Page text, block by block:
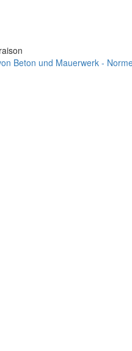
Beton und Mauerwerk -